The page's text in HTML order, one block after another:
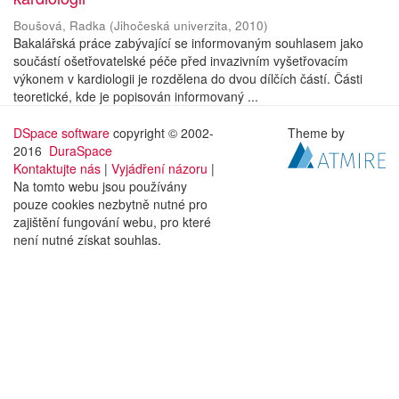
Boušová, Radka (Jihočeská univerzita, 2010)
Bakalářská práce zabývající se informovaným souhlasem jako
součástí ošetřovatelské péče před invazivním vyšetřovacím
výkonem v kardiologii je rozdělena do dvou dílčích částí. Části
teoretické, kde je popisován informovaný ...
DSpace software copyright © 2002-
2016 DuraSpace
Kontaktujte nás | Vyjádření názoru |
Na tomto webu jsou používány
pouze cookies nezbytně nutné pro
zajištění fungování webu, pro které
není nutné získat souhlas.
Theme by